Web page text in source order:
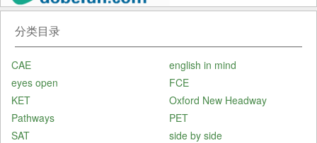
分类目录
CAE
english in mind
eyes open
FCE
KET
Oxford New Headway
Pathways
PET
SAT
side by side